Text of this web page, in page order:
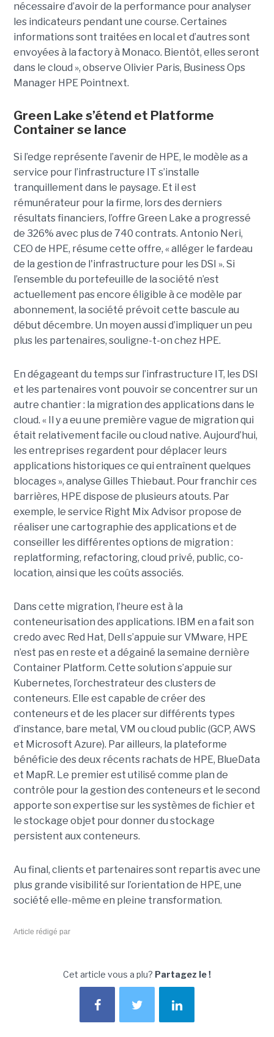
nécessaire d’avoir de la performance pour analyser
les indicateurs pendant une course. Certaines
informations sont traitées en local et d’autres sont
envoyées à la factory à Monaco. Bientôt, elles seront
dans le cloud », observe Olivier Paris, Business Ops
Manager HPE Pointnext.
Green Lake s’étend et Platforme
Container se lance
Si l’edge représente l’avenir de HPE, le modèle as a
service pour l’infrastructure IT s’installe
tranquillement dans le paysage. Et il est
rémunérateur pour la firme, lors des derniers
résultats financiers, l’offre Green Lake a progressé
de 326% avec plus de 740 contrats. Antonio Neri,
CEO de HPE, résume cette offre, « alléger le fardeau
de la gestion de l'infrastructure pour les DSI ». Si
l’ensemble du portefeuille de la société n’est
actuellement pas encore éligible à ce modèle par
abonnement, la société prévoit cette bascule au
début décembre. Un moyen aussi d’impliquer un peu
plus les partenaires, souligne-t-on chez HPE.
En dégageant du temps sur l’infrastructure IT, les DSI
et les partenaires vont pouvoir se concentrer sur un
autre chantier : la migration des applications dans le
cloud. « Il y a eu une première vague de migration qui
était relativement facile ou cloud native. Aujourd’hui,
les entreprises regardent pour déplacer leurs
applications historiques ce qui entraînent quelques
blocages », analyse Gilles Thiebaut. Pour franchir ces
barrières, HPE dispose de plusieurs atouts. Par
exemple, le service Right Mix Advisor propose de
réaliser une cartographie des applications et de
conseiller les différentes options de migration :
replatforming, refactoring, cloud privé, public, co-
location, ainsi que les coûts associés.
Dans cette migration, l’heure est à la
conteneurisation des applications. IBM en a fait son
credo avec Red Hat, Dell s’appuie sur VMware, HPE
n’est pas en reste et a dégainé la semaine dernière
Container Platform. Cette solution s’appuie sur
Kubernetes, l’orchestrateur des clusters de
conteneurs. Elle est capable de créer des
conteneurs et de les placer sur différents types
d’instance, bare metal, VM ou cloud public (GCP, AWS
et Microsoft Azure). Par ailleurs, la plateforme
bénéficie des deux récents rachats de HPE, BlueData
et MapR. Le premier est utilisé comme plan de
contrôle pour la gestion des conteneurs et le second
apporte son expertise sur les systèmes de fichier et
le stockage objet pour donner du stockage
persistent aux conteneurs.
Au final, clients et partenaires sont repartis avec une
plus grande visibilité sur l’orientation de HPE, une
société elle-même en pleine transformation.
Article rédigé par
Cet article vous a plu? Partagez le !